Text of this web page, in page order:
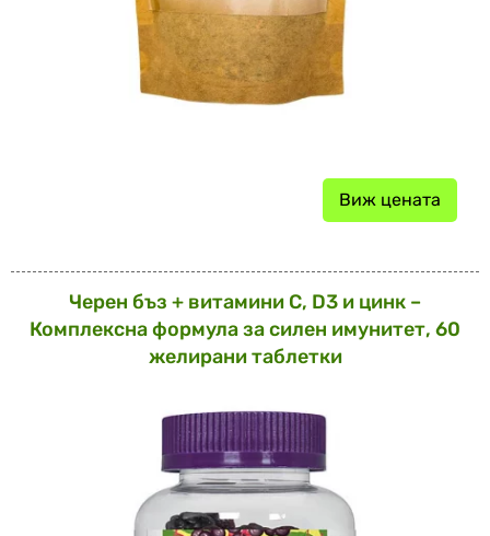
Виж цената
Черен бъз + витамини C, D3 и цинк –
Комплексна формула за силен имунитет, 60
желирани таблетки